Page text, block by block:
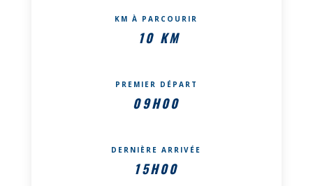
KM À PARCOURIR
10 KM
PREMIER DÉPART
09H00
DERNIÈRE ARRIVÉE
15H00